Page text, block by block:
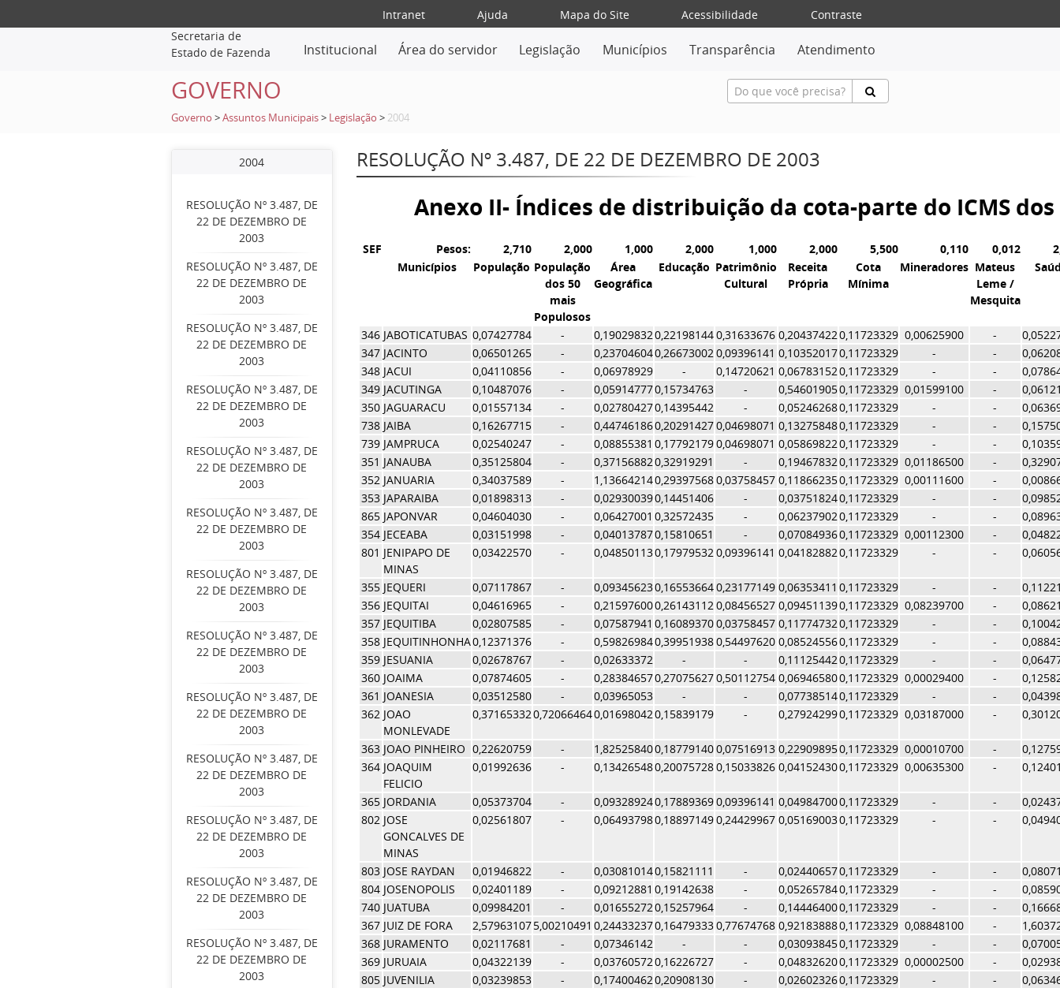
Intranet Ajuda Mapa do Site Acessibilidade
Contraste
Secretaria de
Estado de Fazenda
Institucional Área do servidor Legislação Municípios Transparência Atendimento
GOVERNO
Governo >Assuntos Municipais > Legislação > 2004
2004
RESOLUÇÃO Nº 3.487, DE
22 DE DEZEMBRO DE
2003
RESOLUÇÃO Nº 3.487, DE
22 DE DEZEMBRO DE
2003
RESOLUÇÃO Nº 3.487, DE
22 DE DEZEMBRO DE
2003
RESOLUÇÃO Nº 3.487, DE
22 DE DEZEMBRO DE
2003
RESOLUÇÃO Nº 3.487, DE
22 DE DEZEMBRO DE
2003
RESOLUÇÃO Nº 3.487, DE
22 DE DEZEMBRO DE
2003
RESOLUÇÃO Nº 3.487, DE
22 DE DEZEMBRO DE
2003
RESOLUÇÃO Nº 3.487, DE
22 DE DEZEMBRO DE
2003
RESOLUÇÃO Nº 3.487, DE
22 DE DEZEMBRO DE
2003
RESOLUÇÃO Nº 3.487, DE
22 DE DEZEMBRO DE
2003
RESOLUÇÃO Nº 3.487, DE
22 DE DEZEMBRO DE
2003
RESOLUÇÃO Nº 3.487, DE
22 DE DEZEMBRO DE
2003
RESOLUÇÃO Nº 3.487, DE
22 DE DEZEMBRO DE
2003
RESOLUÇÃO Nº 3.487, DE 22 DE DEZEMBRO DE 2003
Anexo II- Índices de distribuição da cota-parte do ICMS
SEF Pesos: 2,710 2,000 1,000 2,000 1,000 2,000 5,500 0,110 0,012
Municípios
População População
dos 50
mais
Populosos
Área
Geográfica
Educação Patrimônio
Cultural
Receita
Própria
Cota
Mínima
Mineradores Mateus
Leme /
Mesquita
346 JABOTICATUBAS 0,07427784 - 0,190298320,221981440,31633676 0,204374220,11723329 0,00625900 -
347 JACINTO 0,06501265 - 0,237046040,266730020,09396141 0,103520170,11723329 - -
348 JACUI 0,04110856 - 0,06978929 - 0,14720621 0,067831520,11723329 - -
349 JACUTINGA 0,10487076 - 0,059147770,15734763 - 0,546019050,11723329 0,01599100 -
350 JAGUARACU 0,01557134 - 0,027804270,14395442 - 0,052462680,11723329 - -
738 JAIBA 0,16267715 - 0,447461860,202914270,04698071 0,132758480,11723329 - -
739 JAMPRUCA 0,02540247 - 0,08855381 0,177921790,04698071 0,058698220,11723329 - -
351 JANAUBA 0,35125804 - 0,371568820,32919291 - 0,194678320,11723329 0,01186500 -
352 JANUARIA 0,34037589 - 1,136642140,293975680,03758457 0,118662350,11723329 0,00111600 -
353 JAPARAIBA 0,01898313 - 0,029300390,14451406 - 0,037518240,11723329 - -
865 JAPONVAR 0,04604030 - 0,06427001 0,32572435 - 0,062379020,11723329 - -
354 JECEABA 0,03151998 - 0,040137870,15810651 - 0,070849360,11723329 0,00112300 -
801 JENIPAPO DE
MINAS
0,03422570 - 0,048501130,179795320,09396141 0,041828820,11723329 - -
355 JEQUERI 0,07117867 - 0,093456230,165536640,23177149 0,06353411 0,11723329 - -
356 JEQUITAI 0,04616965 - 0,215976000,261431120,08456527 0,094511390,11723329 0,08239700 -
357 JEQUITIBA 0,02807585 - 0,07587941 0,160893700,03758457 0,117747320,11723329 - -
358 JEQUITINHONHA0,12371376 - 0,598269840,399519380,54497620 0,085245560,11723329 - -
359 JESUANIA 0,02678767 - 0,02633372 - - 0,111254420,11723329 - -
360 JOAIMA 0,07874605 - 0,283846570,270756270,50112754 0,069465800,11723329 0,00029400 -
361 JOANESIA 0,03512580 - 0,03965053 - - 0,077385140,11723329 - -
362 JOAO
MONLEVADE
0,371653320,720664640,016980420,15839179 - 0,279242990,11723329 0,03187000 -
363 JOAO PINHEIRO 0,22620759 - 1,825258400,187791400,07516913 0,229098950,11723329 0,00010700 -
364 JOAQUIM
FELICIO
0,01992636 - 0,134265480,200757280,15033826 0,041524300,11723329 0,00635300 -
365 JORDANIA 0,05373704 - 0,093289240,178893690,09396141 0,049847000,11723329 - -
802 JOSE
GONCALVES DE
MINAS
0,02561807 - 0,064937980,188971490,24429967 0,051690030,11723329 - -
803 JOSE RAYDAN 0,01946822 - 0,030810140,15821111 - 0,024406570,11723329 - -
804 JOSENOPOLIS 0,02401189 - 0,09212881 0,19142638 - 0,052657840,11723329 - -
740 JUATUBA 0,09984201 - 0,016552720,15257964 - 0,144464000,11723329 - -
367 JUIZ DE FORA 2,579631075,00210491 0,244332370,164793330,77674768 0,921838880,11723329 0,08848100 -
368 JURAMENTO 0,02117681 - 0,07346142 - - 0,030938450,11723329 - -
369 JURUAIA 0,04322139 - 0,037605720,16226727 - 0,048326200,11723329 0,00002500 -
805 JUVENILIA 0,03239853 - 0,174004620,20908130 - 0,026023260,11723329 - -